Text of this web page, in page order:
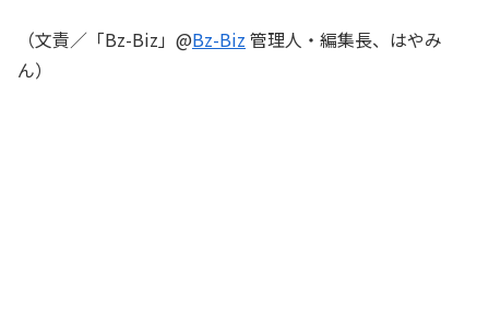
（文責／「Bz-Biz」@Bz-Biz 管理人・編集長、はやみ
ん）